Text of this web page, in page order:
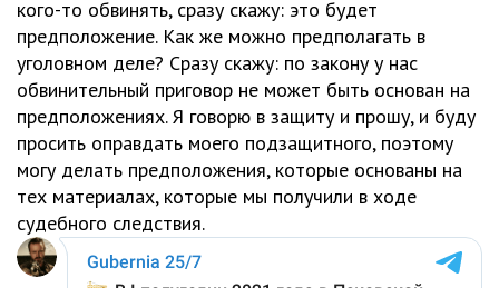
кого-то обвинять, сразу скажу: это будет
предположение. Как же можно предполагать в
уголовном деле? Сразу скажу: по закону у нас
обвинительный приговор не может быть основан на
предположениях. Я говорю в защиту и прошу, и буду
просить оправдать моего подзащитного, поэтому
могу делать предположения, которые основаны на
тех материалах, которые мы получили в ходе
судебного следствия.